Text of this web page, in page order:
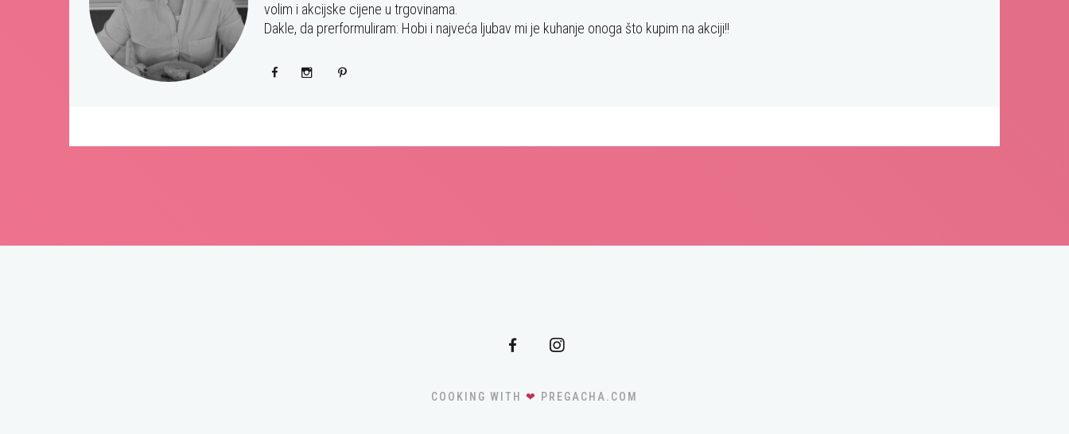
volim i akcijske cijene u trgovinama.
Dakle, da prerformuliram: Hobi i najveća ljubav mi je kuhanje onoga što kupim na akciji!!
COOKING WITH ❤ PREGACHA.COM